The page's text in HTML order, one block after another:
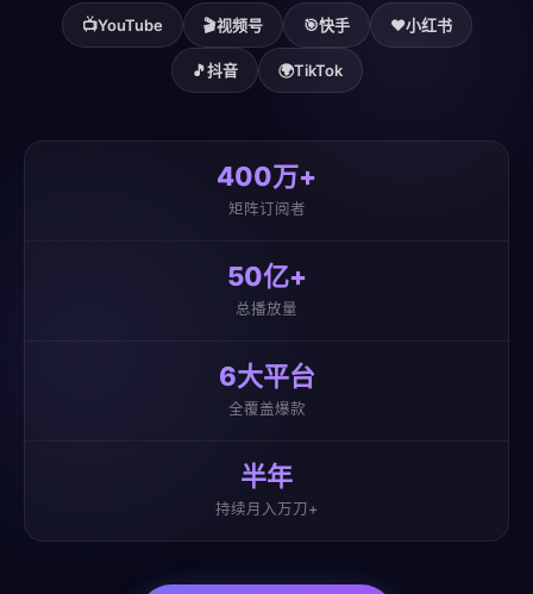
📺YouTube 🎬视频号 🎯快手 ❤️小红书
🎵抖音 🌍TikTok
400万+
矩阵订阅者
50亿+
总播放量
6大平台
全覆盖爆款
半年
持续月入万刀+